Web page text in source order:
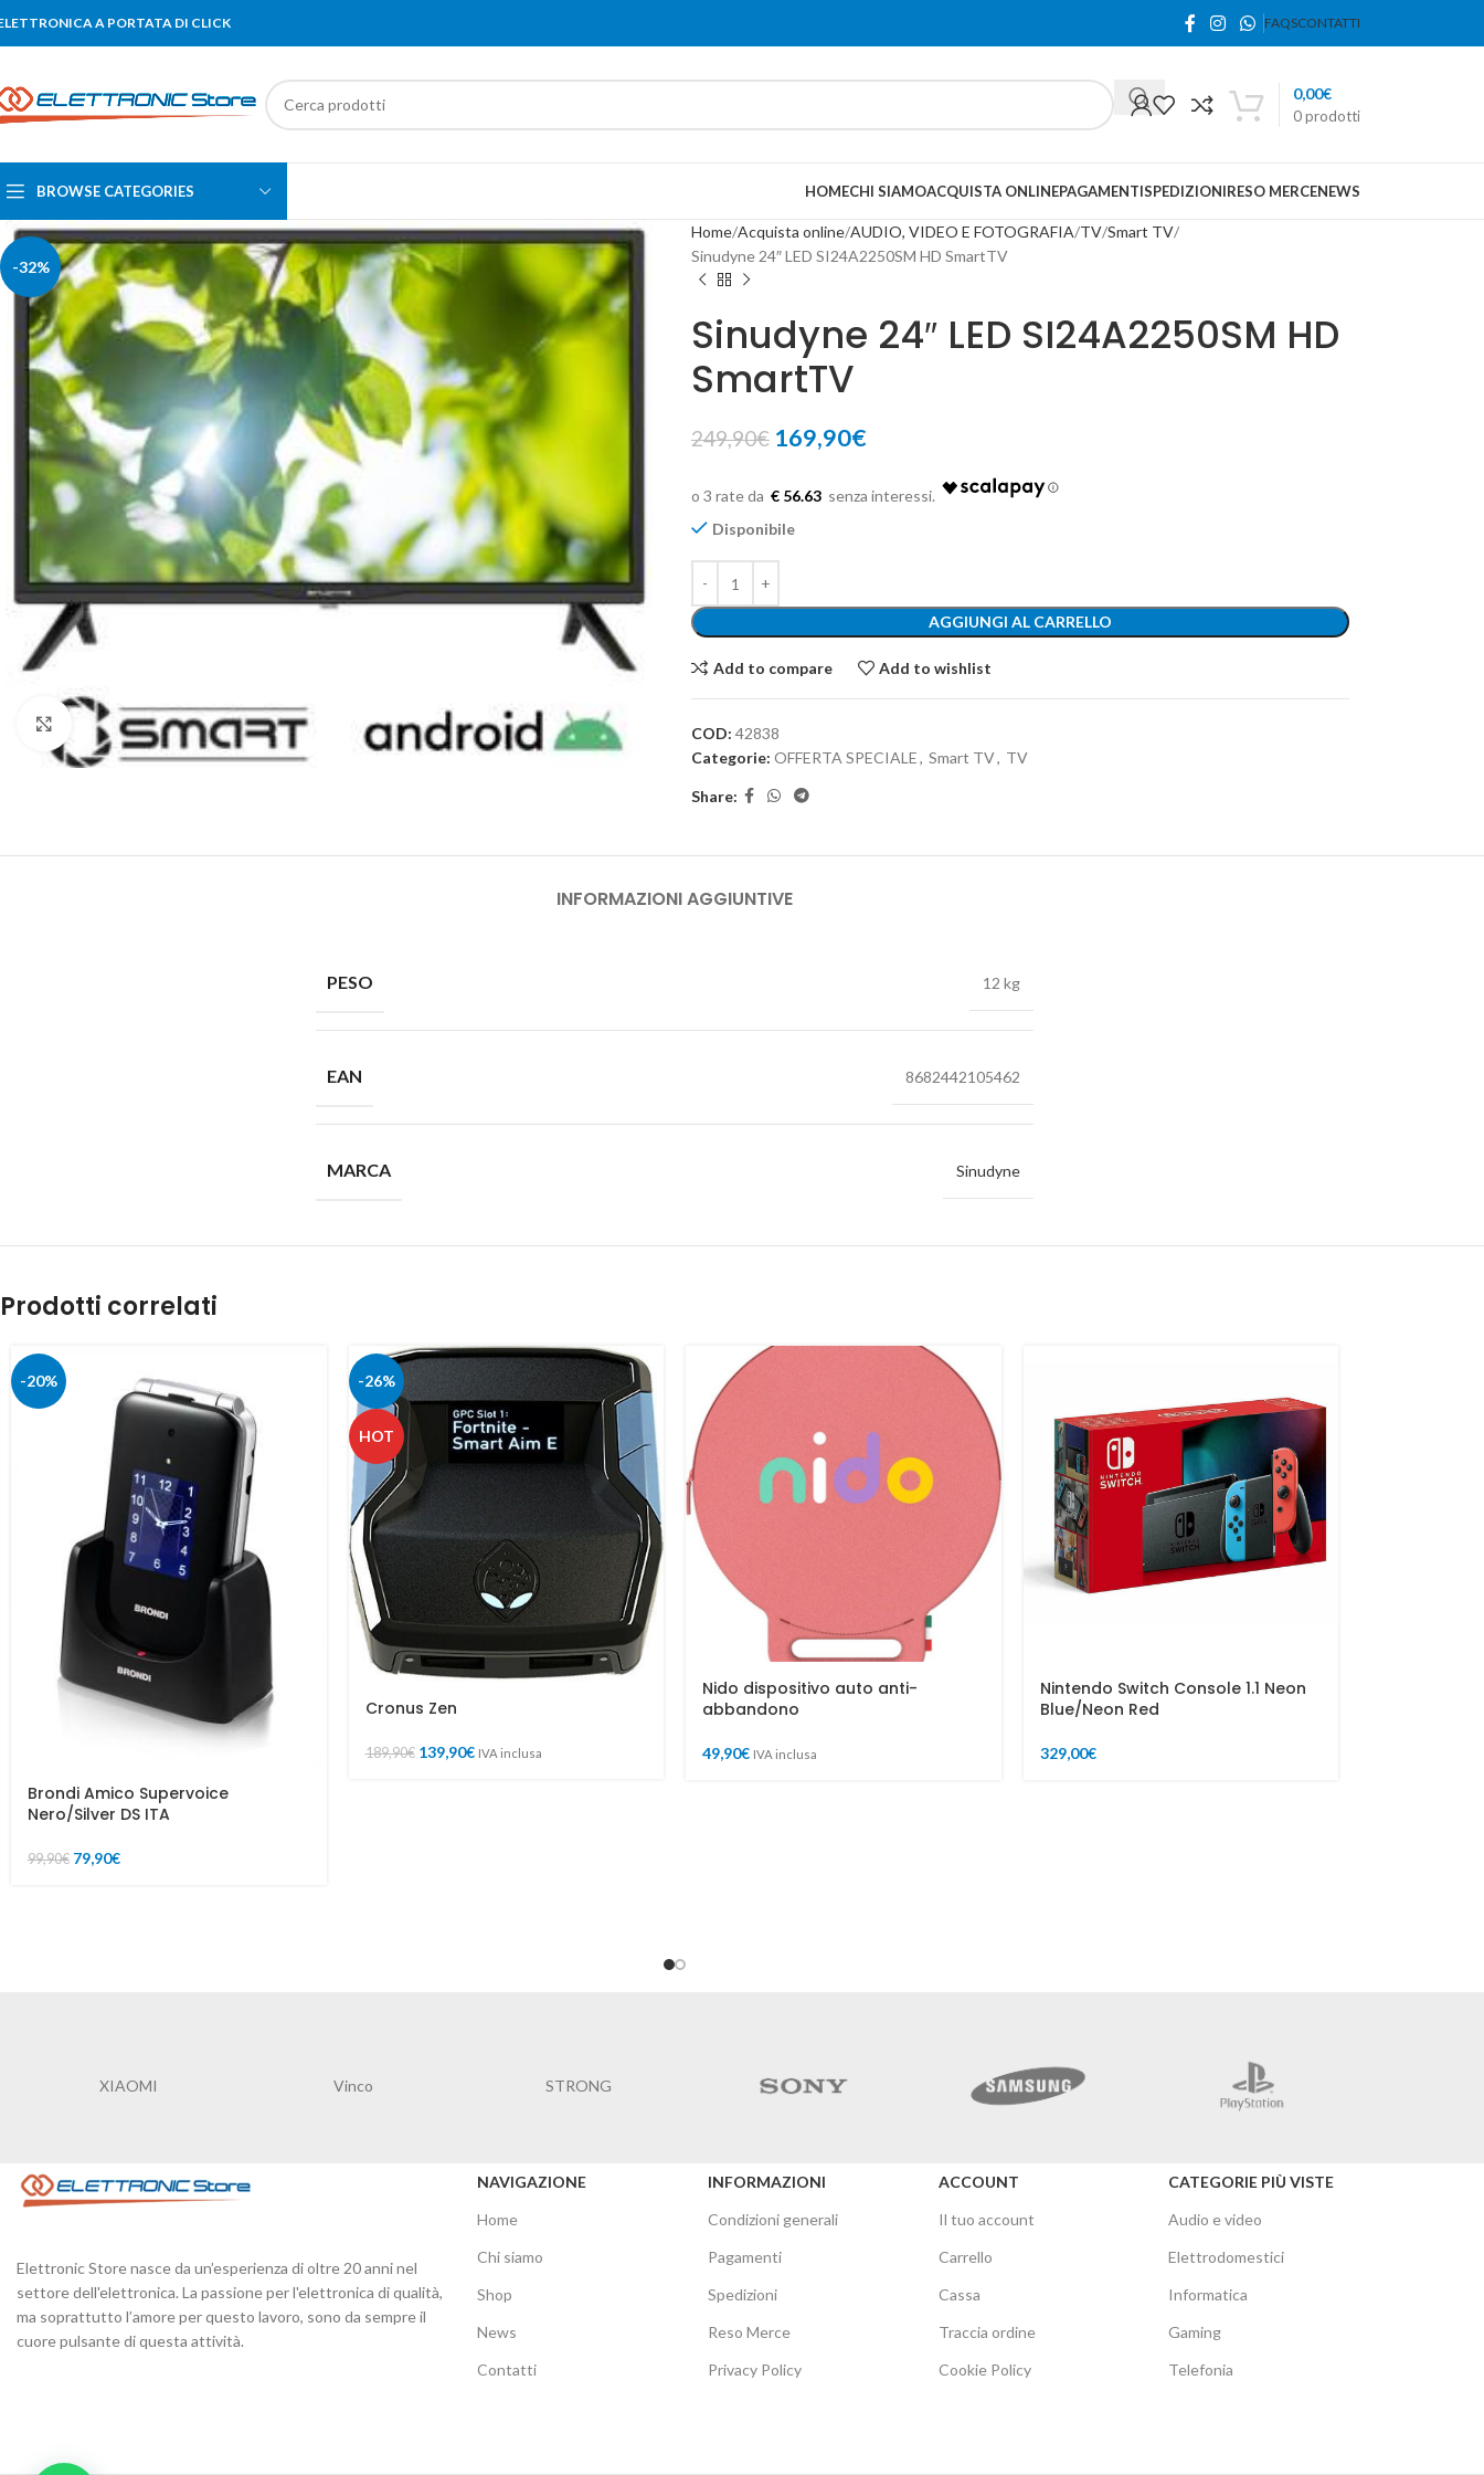
A PORTATA DI CLICK FAQSCONTATTI
0prodotti
0,00€
BROWSE CATEGORIES HOMECHI SIAMOACQUISTA ONLINEPAGAMENTISPEDIZIONIRESO MERCENEWS
-32%
Click to enlarge
Home Acquista online AUDIO, VIDEO E FOTOGRAFIA TV Smart TV
Sinudyne 24″ LED SI24A2250SM HD SmartTV
Sinudyne 24″ LED SI24A2250SM HD
SmartTV
249,90€ 169,90€
€ 56.63
Disponibile
AGGIUNGI AL CARRELLO
Add to compare Add to wishlist
COD: 42838
Categorie: OFFERTA SPECIALE, Smart TV, TV
Share:
INFORMAZIONI AGGIUNTIVE
PESO 12 kg
EAN 8682442105462
MARCA Sinudyne
Prodotti correlati
-20%
Brondi Amico Supervoice
Nero/Silver DS ITA
99,90€ 79,90€
-26%
HOT
Cronus Zen
189,90€ 139,90€ IVA inclusa
Nido dispositivo auto anti-
abbandono
49,90€ IVA inclusa
Nintendo Switch Console 1.1 Neon
Blue/Neon Red
329,00€
Elettronic Store nasce da un’esperienza di oltre 20 anni nel
settore dell'elettronica. La passione per l'elettronica di qualità,
ma soprattutto l’amore per questo lavoro, sono da sempre il
cuore pulsante di questa attività.
NAVIGAZIONE
Home
Chi siamo
Shop
News
Contatti
INFORMAZIONI
Condizioni generali
Pagamenti
Spedizioni
Reso Merce
Privacy Policy
ACCOUNT
Il tuo account
Carrello
Cassa
Traccia ordine
Cookie Policy
CATEGORIE PIÙ VISTE
Audio e video
Elettrodomestici
Informatica
Gaming
Telefonia